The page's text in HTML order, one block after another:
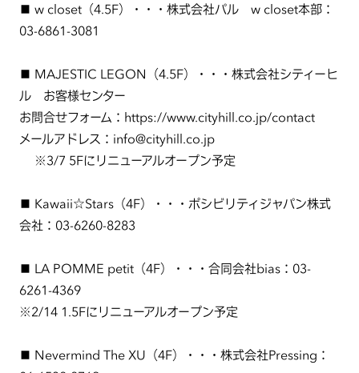
■ w closet（4.5F）・・・株式会社パル w closet本部：
03-6861-3081
■ MAJESTIC LEGON（4.5F）・・・株式会社シティーヒ
ル お客様センター
お問合せフォーム：https://www.cityhill.co.jp/contact
メールアドレス：info@cityhill.co.jp
※3/7 5Fにリニューアルオープン予定
■ Kawaii☆Stars（4F）・・・ポシビリティジャパン株式
会社：03-6260-8283
■ LA POMME petit（4F）・・・合同会社bias：03-
6261-4369
※2/14 1.5Fにリニューアルオープン予定
■ Nevermind The XU（4F）・・・株式会社Pressing：